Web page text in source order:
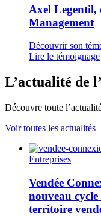
Axel Legentil,
Management
Découvrir son
Lire le témoignage
L’actualité de
Découvre toute
Voir toutes les actualités
Entreprises
Vendée
nouveau
territoire